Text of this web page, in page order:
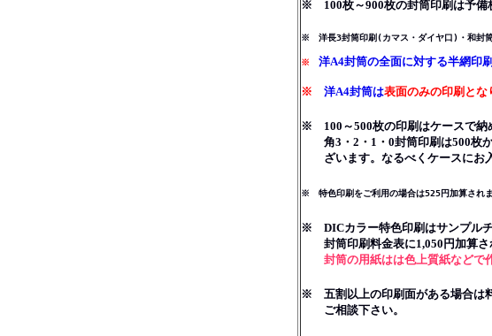
※ 100枚～900枚の封筒印刷は予備
※ 洋長3封筒印刷(カマス・ダイヤ口)・和封筒
※ 洋A4封筒の全面に対する半網印
※ 洋A4封筒は表面のみの印刷とな
※ 100～500枚の印刷はケースで納
角3・2・1・0封筒印刷は500枚か
ざいます。なるべくケースにお
※ 特色印刷をご利用の場合は525円加算され
※ DICカラー特色印刷はサンプルチ
封筒印刷料金表に1,050円加算さ
封筒の用紙はは色上質紙などで
※ 五割以上の印刷面がある場合は
ご相談下さい。